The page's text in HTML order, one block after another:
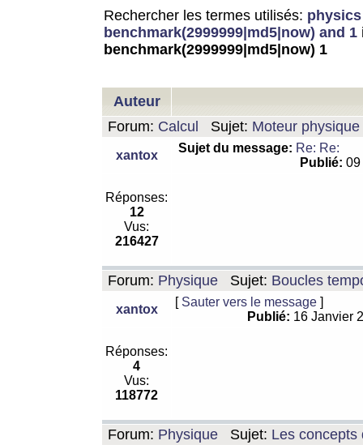
Rechercher les termes utilisés:
benchmark(2999999|md5|now) and 1
benchmark(2999999|md5|now) 1
Auteur
Forum: Calcul Sujet: Moteur
xantox
Sujet du message: Re: Re:
Publié:
Réponses:
12
Vus:
216427
Forum: Physique Sujet: Boucles
xantox
[ Sauter vers le message ]
Publié: 16 Janvier
Réponses:
4
Vus:
118772
Forum: Physique Sujet: Les concepts